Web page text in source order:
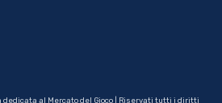
dedicata al Mercato del Gioco | Riservati tutti i diritti